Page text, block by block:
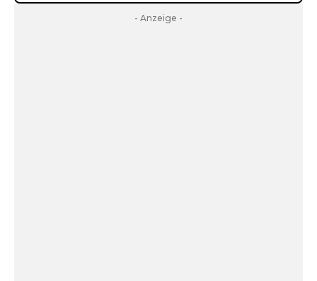
- Anzeige -